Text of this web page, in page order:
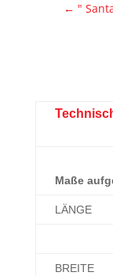
← "
Maße
LÄNGE
BREITE